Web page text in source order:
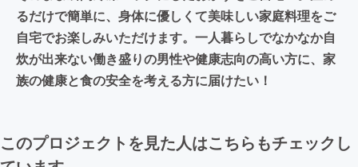
るだけで簡単に、身体に優しくて美味しい家庭料理をご
自宅でお楽しみいただけます。一人暮らしでなかなか自
炊が出来ない働き盛りの男性や健康志向の高い方に、家
族の健康と食の安全を考える方に届けたい！
このプロジェクトを見た人はこちらもチェックし